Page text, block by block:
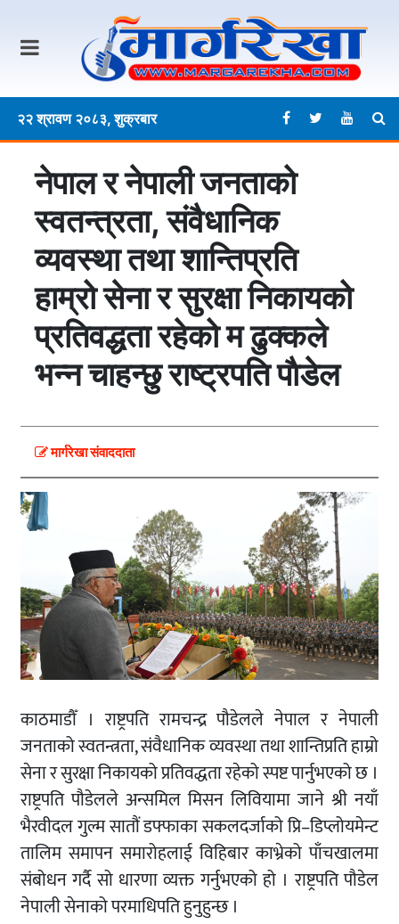
२२ श्रावण २०८३, शुक्रबार
नेपाल र नेपाली जनताको
स्वतन्त्रता, संवैधानिक
व्यवस्था तथा शान्तिप्रति
हाम्रो सेना र सुरक्षा निकायको
प्रतिवद्धता रहेको म ढुक्कले
भन्न चाहन्छु राष्ट्रपति पाैडेल
मार्गरेखा संवाददाता
काठमाडौँ । राष्ट्रपति रामचन्द्र पौडेलले नेपाल र नेपाली
जनताको स्वतन्त्रता, संवैधानिक व्यवस्था तथा शान्तिप्रति हाम्रो
सेना र सुरक्षा निकायको प्रतिवद्धता रहेको स्पष्ट पार्नुभएको छ ।
राष्ट्रपति पौडेलले अन्समिल मिसन लिवियामा जाने श्री नयाँ
भैरवीदल गुल्म सातौं डफ्फाका सकलदर्जाको प्रि–डिप्लोयमेन्ट
तालिम समापन समारोहलाई विहिबार काभ्रेको पाँचखालमा
संबोधन गर्दै सो धारणा व्यक्त गर्नुभएको हो । राष्ट्रपति पौडेल
नेपाली सेनाको परमाधिपति हुनुहुन्छ ।